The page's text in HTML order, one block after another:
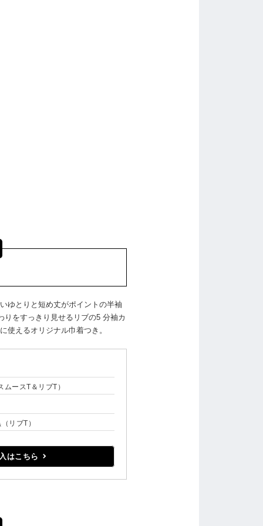
ゆとりと短め丈がポイントの半袖
をすっきり見せるリブの5 分袖カ
使えるオリジナル巾着つき。
ースT＆リブT）
リブT）
はこちら